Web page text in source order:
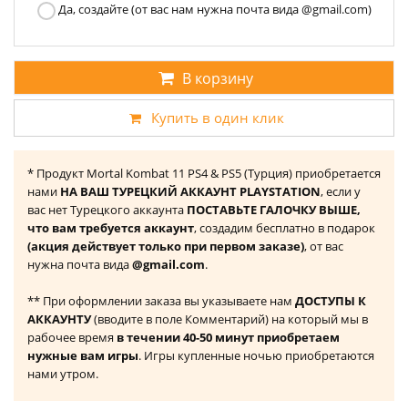
Да, создайте (от вас нам нужна почта вида @gmail.com)
В корзину
Купить в один клик
* Продукт Mortal Kombat 11 PS4 & PS5 (Турция) приобретается
нами НА ВАШ ТУРЕЦКИЙ АККАУНТ PLAYSTATION, если у
вас нет Турецкого аккаунта ПОСТАВЬТЕ ГАЛОЧКУ ВЫШЕ,
что вам требуется аккаунт, создадим бесплатно в подарок
(акция действует только при первом заказе), от вас
нужна почта вида@gmail.com.
** При оформлении заказа вы указываете нам ДОСТУПЫ К
АККАУНТУ(вводите в поле Комментарий) на который мы в
рабочее время в течении 40-50 минут приобретаем
нужные вам игры. Игры купленные ночью приобретаются
нами утром.